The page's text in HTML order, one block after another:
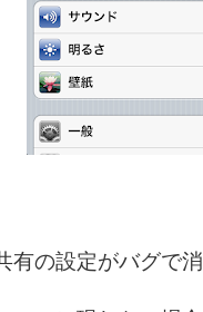
の設定がバグで